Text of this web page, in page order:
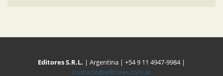
Editores S.R.L. | Argentina | +54 9 11 4947-9984 |
contacto@editores.com.ar